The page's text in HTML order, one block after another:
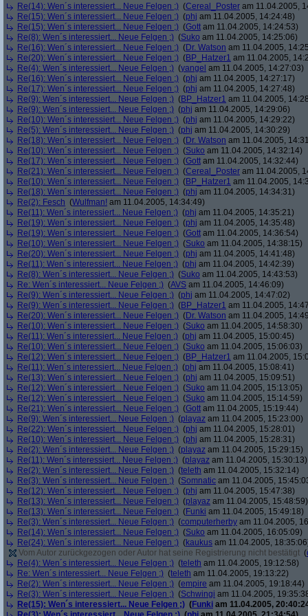
Re(14): Wen´s interessiert... Neue Felgen ;) (Cereal_Poster am 11.04.2005,
Re(15): Wen´s interessiert... Neue Felgen ;) (phj am 11.04.2005, 14:24:48)
Re(15): Wen´s interessiert... Neue Felgen ;) (Gott am 11.04.2005, 14:24:53)
Re(8): Wen´s interessiert... Neue Felgen ;) (Suko am 11.04.2005, 14:25:06)
Re(16): Wen´s interessiert... Neue Felgen ;) (Dr. Watson am 11.04.2005,
Re(20): Wen´s interessiert... Neue Felgen ;) (BP_Hatzer1 am 11.04.2005,
Re(4): Wen´s interessiert... Neue Felgen ;) (yangel am 11.04.2005, 14:27:03)
Re(16): Wen´s interessiert... Neue Felgen ;) (phj am 11.04.2005, 14:27:17)
Re(17): Wen´s interessiert... Neue Felgen ;) (phj am 11.04.2005, 14:27:48)
Re(9): Wen´s interessiert... Neue Felgen ;) (BP_Hatzer1 am 11.04.2005,
Re(9): Wen´s interessiert... Neue Felgen ;) (phj am 11.04.2005, 14:29:06)
Re(10): Wen´s interessiert... Neue Felgen ;) (phj am 11.04.2005, 14:29:22)
Re(5): Wen´s interessiert... Neue Felgen ;) (phj am 11.04.2005, 14:30:29)
Re(18): Wen´s interessiert... Neue Felgen ;) (Dr. Watson am 11.04.2005,
Re(10): Wen´s interessiert... Neue Felgen ;) (Suko am 11.04.2005, 14:32:14)
Re(17): Wen´s interessiert... Neue Felgen ;) (Gott am 11.04.2005, 14:32:44)
Re(21): Wen´s interessiert... Neue Felgen ;) (Cereal_Poster am 11.04.2005,
Re(10): Wen´s interessiert... Neue Felgen ;) (BP_Hatzer1 am 11.04.2005,
Re(18): Wen´s interessiert... Neue Felgen ;) (phj am 11.04.2005, 14:34:31)
Re(2): Fesch (Wulfman! am 11.04.2005, 14:34:49)
Re(11): Wen´s interessiert... Neue Felgen ;) (phj am 11.04.2005, 14:35:21)
Re(19): Wen´s interessiert... Neue Felgen ;) (phj am 11.04.2005, 14:35:48)
Re(19): Wen´s interessiert... Neue Felgen ;) (Gott am 11.04.2005, 14:36:54)
Re(10): Wen´s interessiert... Neue Felgen ;) (Suko am 11.04.2005, 14:38:15)
Re(20): Wen´s interessiert... Neue Felgen ;) (phj am 11.04.2005, 14:41:48)
Re(11): Wen´s interessiert... Neue Felgen ;) (phj am 11.04.2005, 14:42:39)
Re(8): Wen´s interessiert... Neue Felgen ;) (Suko am 11.04.2005, 14:43:53)
Re: Wen´s interessiert... Neue Felgen ;) (AVS am 11.04.2005, 14:46:09)
Re(9): Wen´s interessiert... Neue Felgen ;) (phj am 11.04.2005, 14:47:02)
Re(9): Wen´s interessiert... Neue Felgen ;) (BP_Hatzer1 am 11.04.2005,
Re(20): Wen´s interessiert... Neue Felgen ;) (Dr. Watson am 11.04.2005,
Re(10): Wen´s interessiert... Neue Felgen ;) (Suko am 11.04.2005, 14:58:30)
Re(11): Wen´s interessiert... Neue Felgen ;) (phj am 11.04.2005, 15:00:45)
Re(10): Wen´s interessiert... Neue Felgen ;) (Suko am 11.04.2005, 15:06:03)
Re(12): Wen´s interessiert... Neue Felgen ;) (BP_Hatzer1 am 11.04.2005,
Re(11): Wen´s interessiert... Neue Felgen ;) (phj am 11.04.2005, 15:08:41)
Re(13): Wen´s interessiert... Neue Felgen ;) (phj am 11.04.2005, 15:09:51)
Re(12): Wen´s interessiert... Neue Felgen ;) (Suko am 11.04.2005, 15:13:05)
Re(12): Wen´s interessiert... Neue Felgen ;) (Suko am 11.04.2005, 15:14:59)
Re(21): Wen´s interessiert... Neue Felgen ;) (Gott am 11.04.2005, 15:19:44)
Re(9): Wen´s interessiert... Neue Felgen ;) (playaz am 11.04.2005, 15:23:00)
Re(22): Wen´s interessiert... Neue Felgen ;) (phj am 11.04.2005, 15:28:01)
Re(10): Wen´s interessiert... Neue Felgen ;) (phj am 11.04.2005, 15:28:31)
Re(2): Wen´s interessiert... Neue Felgen ;) (playaz am 11.04.2005, 15:29:15)
Re(11): Wen´s interessiert... Neue Felgen ;) (playaz am 11.04.2005, 15:30:13)
Re(2): Wen´s interessiert... Neue Felgen ;) (teleth am 11.04.2005, 15:32:14)
Re(3): Wen´s interessiert... Neue Felgen ;) (Somnatic am 11.04.2005,
Re(12): Wen´s interessiert... Neue Felgen ;) (phj am 11.04.2005, 15:47:38)
Re(13): Wen´s interessiert... Neue Felgen ;) (playaz am 11.04.2005, 15:48:59)
Re(13): Wen´s interessiert... Neue Felgen ;) (Funki am 11.04.2005, 15:49:18)
Re(3): Wen´s interessiert... Neue Felgen ;) (computerherby am 11.04.2005,
Re(14): Wen´s interessiert... Neue Felgen ;) (Suko am 11.04.2005, 16:05:09)
Re(24): Wen´s interessiert... Neue Felgen ;) (kaukus am 11.04.2005,
Vom Autor zurückgezogen oder Autor hat seine Registrierung nicht bestätigt (
Re(4): Wen´s interessiert... Neue Felgen ;) (teleth am 11.04.2005, 19:12:58)
Re: Wen´s interessiert... Neue Felgen ;) (teleth am 11.04.2005, 19:13:22)
Re(2): Wen´s interessiert... Neue Felgen ;) (empire am 11.04.2005, 19:18:44)
Re(3): Wen´s interessiert... Neue Felgen ;) (Schwingi am 11.04.2005,
Re(15): Wen´s interessiert... Neue Felgen ;) (Funki am 11.04.2005,